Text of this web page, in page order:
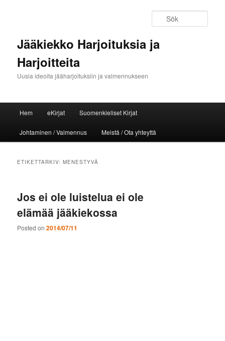
Jääkiekko Harjoituksia ja
Harjoitteita
Uusia ideoita jääharjoituksiin ja valmennukseen
Hoppa till huvudinnehåll
Hoppa till sekundärt innehåll
Hem eKirjat Suomenkieliset Kirjat
Johtaminen / Valmennus Meistä / Ota yhteyttä
ETIKETTARKIV:MENESTYVÄ
Jos ei ole luistelua ei ole
elämää jääkiekossa
Posted on2014/07/11